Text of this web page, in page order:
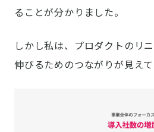
ることが分かりました。
しかし私は、プロダクトのリ
伸びるためのつながりが見えて